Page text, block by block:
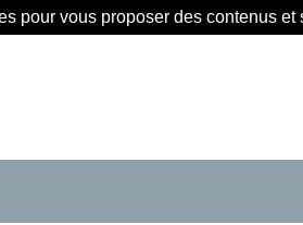
pour vous proposer des contenus et